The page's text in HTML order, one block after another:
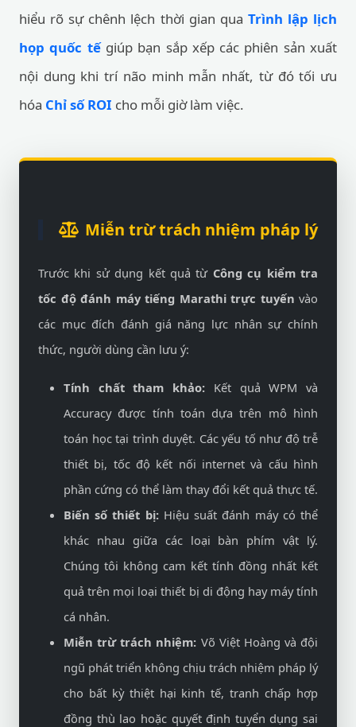
hiểu rõ sự chênh lệch thời gian qua Trình lập lịch
họp quốc tếgiúp bạn sắp xếp các phiên sản xuất
nội dung khi trí não minh mẫn nhất, từ đó tối ưu
hóa Chỉ số ROI cho mỗi giờ làm việc.
Miễn trừ trách nhiệm pháp lý
Trước khi sử dụng kết quả từ Công cụ kiểm tra
tốc độ đánh máy tiếng Marathi trực tuyến vào
các mục đích đánh giá năng lực nhân sự chính
thức, người dùng cần lưu ý:
Tính chất tham khảo: Kết quả WPM và
Accuracy được tính toán dựa trên mô hình
toán học tại trình duyệt. Các yếu tố như độ trễ
thiết bị, tốc độ kết nối internet và cấu hình
phần cứng có thể làm thay đổi kết quả thực tế.
Biến số thiết bị:Hiệu suất đánh máy có thể
khác nhau giữa các loại bàn phím vật lý.
Chúng tôi không cam kết tính đồng nhất kết
quả trên mọi loại thiết bị di động hay máy tính
cá nhân.
Miễn trừ trách nhiệm: Võ Việt Hoàng và đội
ngũ phát triển không chịu trách nhiệm pháp lý
cho bất kỳ thiệt hại kinh tế, tranh chấp hợp
đồng thù lao hoặc quyết định tuyển dụng sai